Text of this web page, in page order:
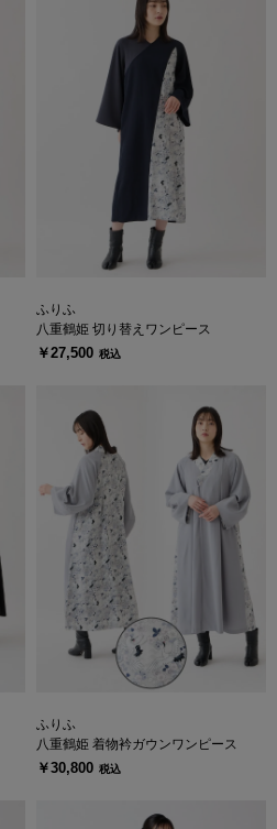
ふりふ
八重鶴姫 切り替えワンピース
￥27,500 税込
ふりふ
八重鶴姫 着物衿ガウンワンピース
￥30,800 税込